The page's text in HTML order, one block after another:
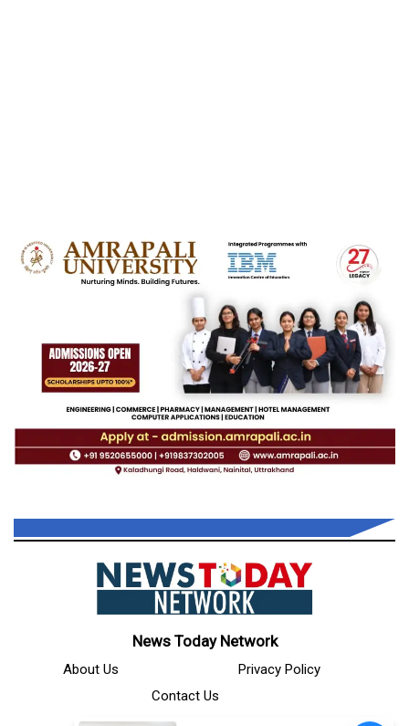
News Today Network
About Us
Privacy Policy
Contact Us